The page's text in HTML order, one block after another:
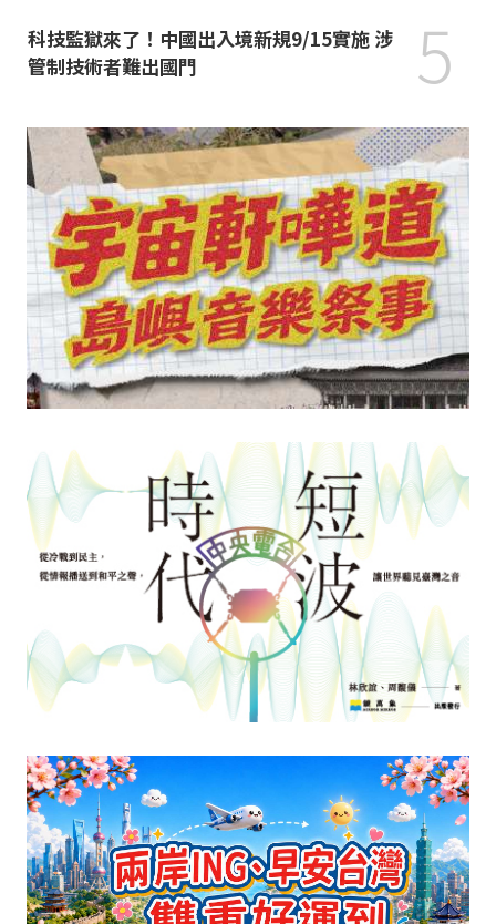
科技監獄來了！中國出入境新規9/15實施 涉
管制技術者難出國門
5